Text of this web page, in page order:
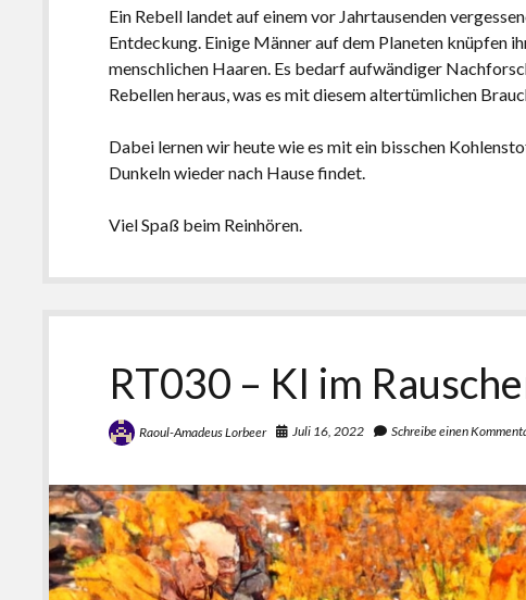
Ein Rebell landet auf einem vor Jahrtausenden
Entdeckung. Einige Männer auf dem Planeten knüpfen
menschlichen Haaren. Es bedarf aufwändiger
Rebellen heraus, was es mit diesem altertümlichen
Dabei lernen wir heute wie es mit ein bisschen
Dunkeln wieder nach Hause findet.
Viel Spaß beim Reinhören.
RT030 – KI im
Raoul-Amadeus Lorbeer Juli 16, 2022 Schreibe einen